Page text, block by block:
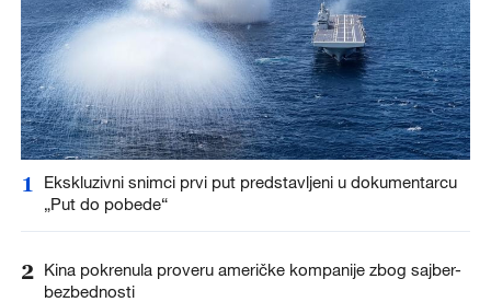
1
Ekskluzivni snimci prvi put predstavljeni u dokumentarcu
„Put do pobede“
2 Kina pokrenula proveru američke kompanije zbog sajber-
bezbednosti